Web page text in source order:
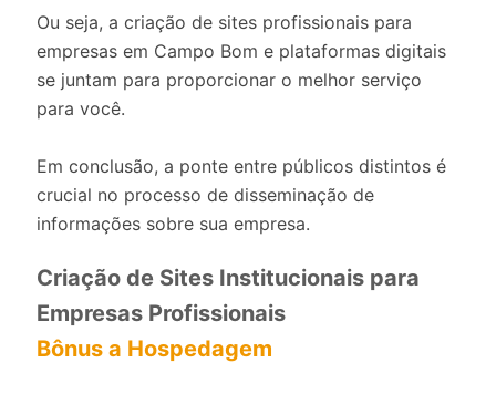
Ou seja, a criação de sites profissionais para
empresas em Campo Bom e plataformas digitais
se juntam para proporcionar o melhor serviço
para você.
Em conclusão, a ponte entre públicos distintos é
crucial no processo de disseminação de
informações sobre sua empresa.
Criação de Sites Institucionais para
Empresas Profissionais
Bônus a Hospedagem